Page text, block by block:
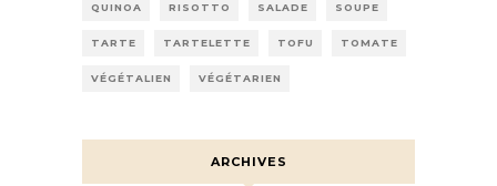
QUINOA RISOTTO SALADE SOUPE
TARTE TARTELETTE TOFU TOMATE
VÉGÉTALIEN VÉGÉTARIEN
ARCHIVES